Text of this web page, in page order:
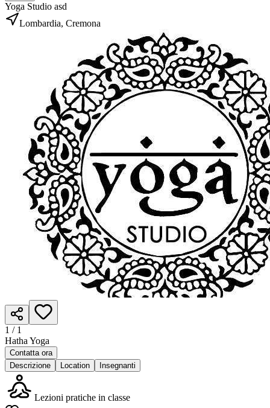
Yoga Studio asd
Lombardia, Cremona
1 / 1
Hatha Yoga
Contatta ora
Descrizione
Location Insegnanti
Lezioni pratiche in classe